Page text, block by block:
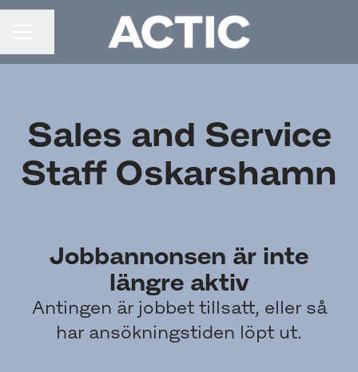
Sales and Service
Staff Oskarshamn
Jobbannonsen är inte
längre aktiv
Antingen är jobbet tillsatt, eller så
har ansökningstiden löpt ut.